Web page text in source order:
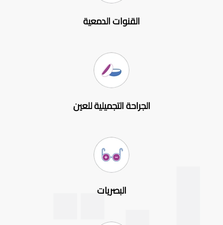
القنوات الدمعية
الجراحة التجميلية للعين
البصريات